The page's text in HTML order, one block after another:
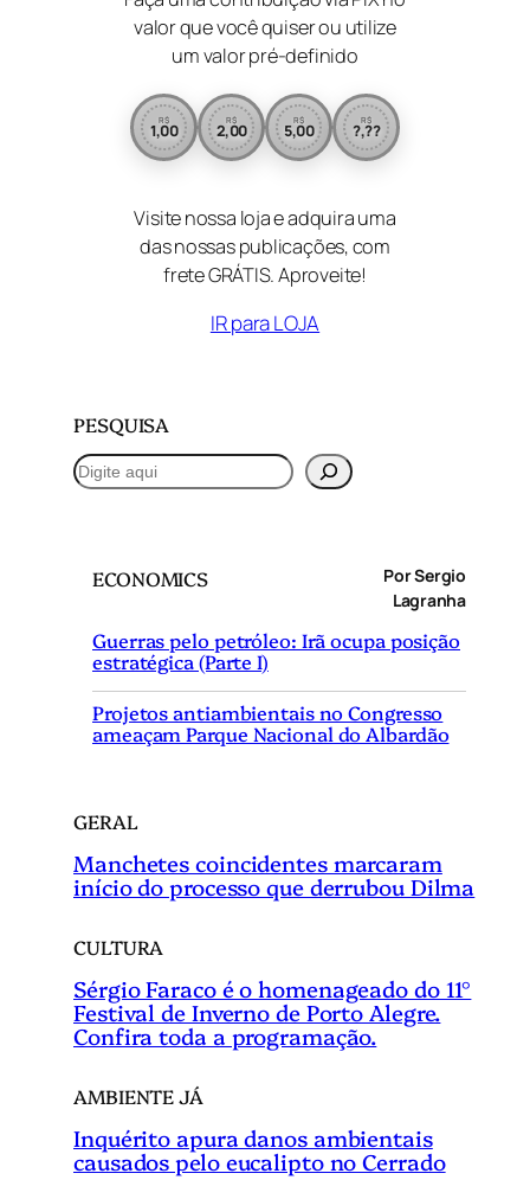
valor que você quiser ou utilize
um valor pré-definido
R$
1,00
R$
2,00
R$
5,00
R$
?,??
Visite nossa loja e adquira uma
das nossas publicações, com
frete GRÁTIS. Aproveite!
IR para LOJA
PESQUISA
P
e
ECONOMICS
Por Sergio
Lagranha
Guerras pelo petróleo: Irã ocupa posição
estratégica (Parte I)
Projetos antiambientais no Congresso
ameaçam Parque Nacional do Albardão
GERAL
Manchetes coincidentes marcaram
início do processo que derrubou Dilma
CULTURA
Sérgio Faraco é o homenageado do 11°
Festival de Inverno de Porto Alegre.
Confira toda a programação.
AMBIENTE JÁ
Inquérito apura danos ambientais
causados pelo eucalipto no Cerrado